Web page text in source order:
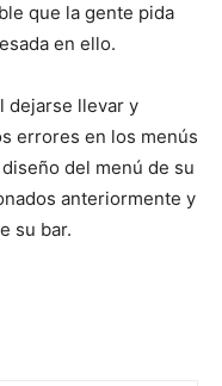
que la gente pida
en ello.
dejarse llevar y
errores en los menús
del menú de su
anteriormente y
su bar.